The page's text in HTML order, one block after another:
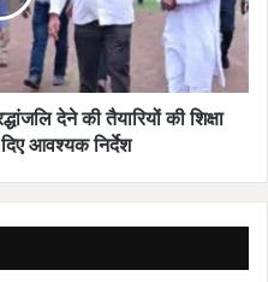
देने की तैयारियों की शिक्षा
आवश्यक निर्देश